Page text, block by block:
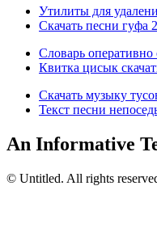
Утилиты для
Скачать песни гуфа
Словарь оперативно
Квитка цисык
Скачать музыку
Текст песни
An Informative
© Untitled. All rights